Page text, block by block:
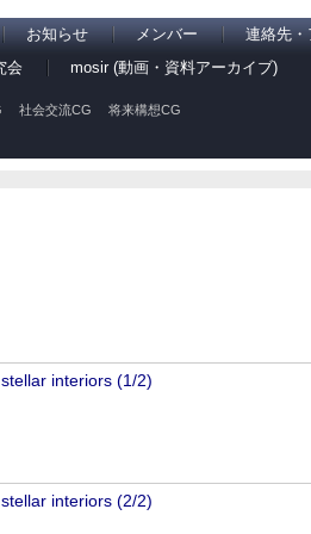
お知らせ メンバー
連絡先・
会
mosir (動画・資料アーカイブ)
社会交流CG
将来構想CG
interiors (1/2)
interiors (2/2)